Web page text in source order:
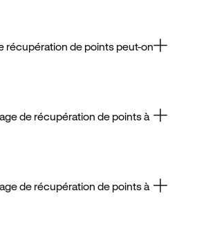
récupération de points peut-on
de récupération de points à
de récupération de points à